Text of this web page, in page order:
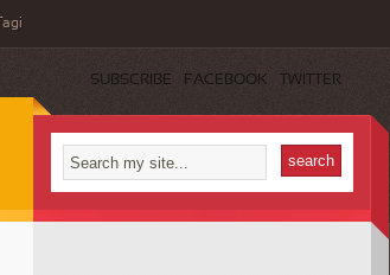
Tagi
SUBSCRIBE FACEBOOK TWITTER